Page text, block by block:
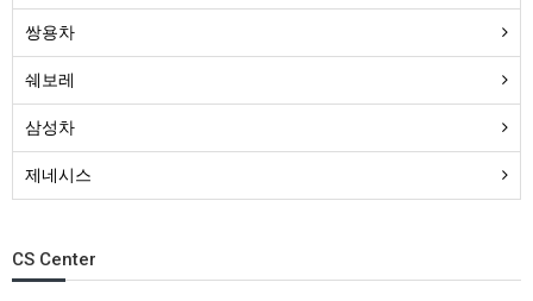
쌍용차
쉐보레
삼성차
제네시스
CS Center